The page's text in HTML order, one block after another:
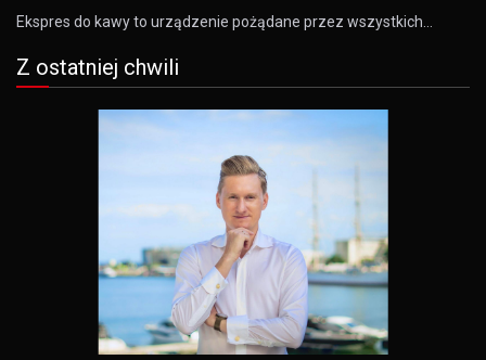
Ekspres do kawy to urządzenie pożądane przez wszystkich…
Z ostatniej chwili